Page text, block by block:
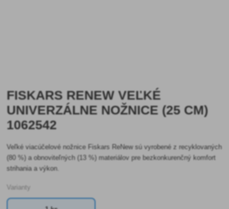
FISKARS RENEW VEĽKÉ
UNIVERZÁLNE NOŽNICE (25 CM)
1062542
Veľké viacúčelové nožnice Fiskars ReNew sú vyrobené z recyklovaných
(80 %) a obnoviteľných (13 %) materiálov pre bezkonkurenčný komfort
strihania a výkon.
Varianty